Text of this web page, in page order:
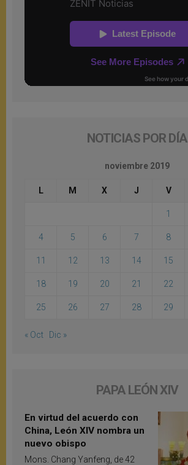
NOTICIAS POR DÍA
noviembre 2019
L M X J V
1
4 5 6 7 8
11 12 13 14 15
18 19 20 21 22
25 26 27 28 29
« Oct Dic »
PAPA LEÓN XIV
En virtud del acuerdo con
China, León XIV nombra un
nuevo obispo
Mons. Chang Yanfeng, de 42